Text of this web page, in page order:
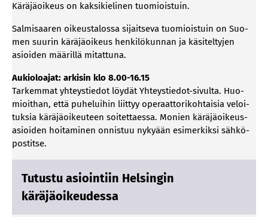
Kä­rä­jä­oi­keus on kak­si­kie­li­nen tuo­miois­tuin.
Sal­mi­saa­ren oi­keus­ta­los­sa si­jait­se­va tuo­miois­tuin on Suo­
men suu­rin kä­rä­jä­oi­keus hen­ki­lö­kun­nan ja kä­si­tel­ty­jen
asioi­den mää­ril­lä mi­tat­tu­na.
Au­kio­loa­jat: ar­ki­sin klo 8.00-16.15
Tarkemmat yhteystiedot löydät Yhteystiedot-sivulta. Huo­
mioit­han, että pu­he­lui­hin liit­tyy ope­raat­to­ri­koh­tai­sia ve­loi­
tuk­sia kä­rä­jä­oi­keu­teen soi­tet­taes­sa. Mo­nien kä­rä­jä­oi­keus­
asioi­den hoi­ta­mi­nen on­nis­tuu ny­ky­ään esi­mer­kik­si säh­kö­
pos­tit­se.
Tutustu asiointiin Helsingin
käräjäoikeudessa